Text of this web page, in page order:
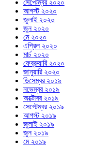
সেপ্টেম্বর ২০২০
আগস্ট ২০২০
জুলাই ২০২০
জুন ২০২০
মে ২০২০
এপ্রিল ২০২০
মার্চ ২০২০
ফেব্রুয়ারি ২০২০
জানুয়ারি ২০২০
ডিসেম্বর ২০১৯
নভেম্বর ২০১৯
অক্টোবর ২০১৯
সেপ্টেম্বর ২০১৯
আগস্ট ২০১৯
জুলাই ২০১৯
জুন ২০১৯
মে ২০১৯